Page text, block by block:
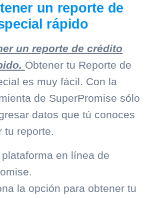
un reporte de
rápido
un reporte de crédito
Obtener tu Reporte de
es muy fácil. Con la
de SuperPromise sólo
datos que tú conoces
tu reporte.
en línea de
.
la opción para obtener tu